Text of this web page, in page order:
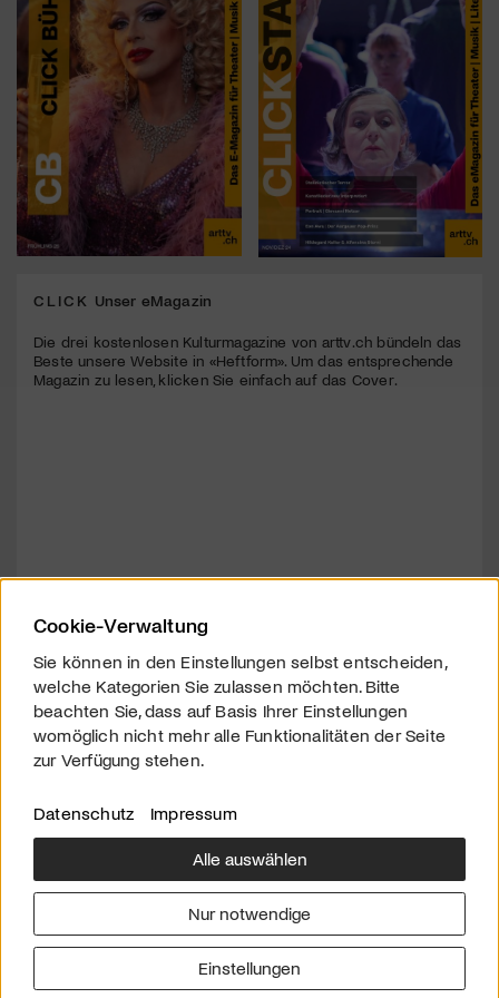
CLICK Unser eMagazin
Die drei kostenlosen Kulturmagazine von arttv.ch bündeln das
Beste unsere Website in «Heftform». Um das entsprechende
Magazin zu lesen, klicken Sie einfach auf das Cover.
Über uns
Downloads
Werben
Impressum
Cookie-Verwaltung
Sie können in den Einstellungen selbst entscheiden,
welche Kategorien Sie zulassen möchten. Bitte
beachten Sie, dass auf Basis Ihrer Einstellungen
womöglich nicht mehr alle Funktionalitäten der Seite
zur Verfügung stehen.
Datenschutz Impressum
Alle auswählen
Nur notwendige
Einstellungen